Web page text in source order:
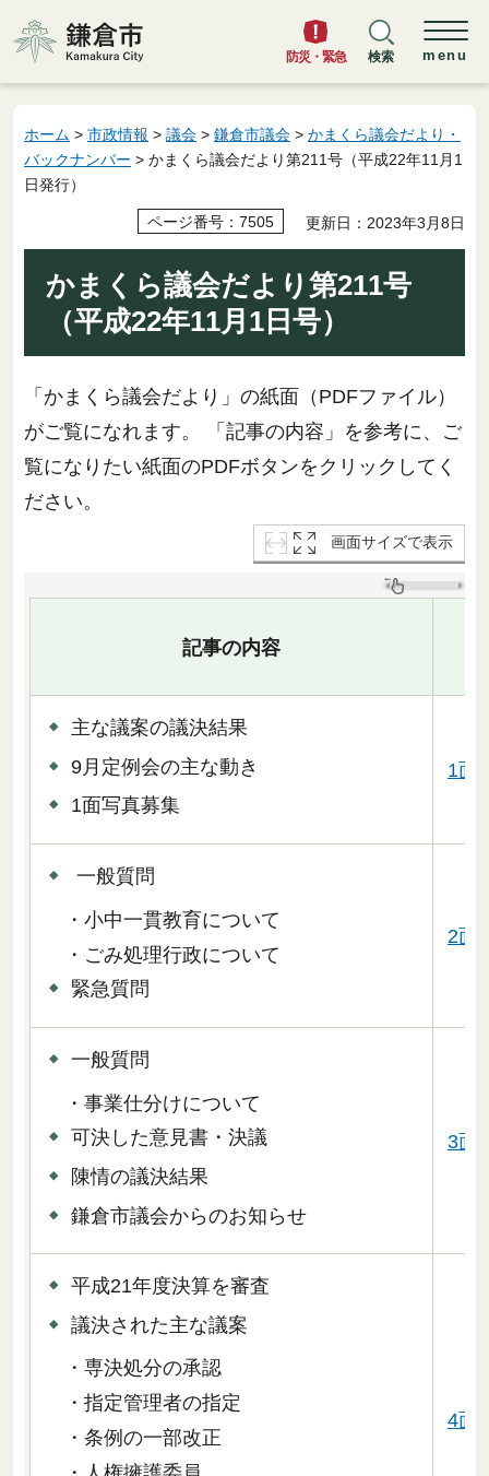
鎌倉市
防災・緊急 検索 menu
ホーム > 市政情報 > 議会 > 鎌倉市議会 > かまくら議会だより・
バックナンバー > かまくら議会だより第211号（平成22年11月1
日発行）
ページ番号：7505 更新日：2023年3月8日
かまくら議会だより第211号
（平成22年11月1日号）
「かまくら議会だより」の紙面（PDFファイル）
がご覧になれます。 「記事の内容」を参考に、ご
覧になりたい紙面のPDFボタンをクリックしてく
ださい。
画面サイズで表示
記事の内容
主な議案の議決結果
9月定例会の主な動き
1面写真募集
1面
一般質問
・小中一貫教育について
・ごみ処理行政について
緊急質問
2面
一般質問
・事業仕分けについて
可決した意見書・決議
陳情の議決結果
鎌倉市議会からのお知らせ
3面
平成21年度決算を審査
議決された主な議案
・専決処分の承認
・指定管理者の指定
・条例の一部改正
4面